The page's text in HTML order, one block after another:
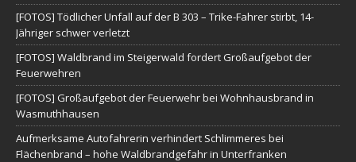
[FOTOS] Tödlicher Unfall auf der B 303 – Trike-Fahrer stirbt, 14-
Jähriger schwer verletzt
[FOTOS] Waldbrand im Steigerwald fordert Großaufgebot der
Feuerwehren
[FOTOS] Großaufgebot der Feuerwehr bei Wohnhausbrand in
Wasmuthhausen
Aufmerksame Autofahrerin verhindert Schlimmeres bei
Flächenbrand – hohe Waldbrandgefahr in Unterfranken